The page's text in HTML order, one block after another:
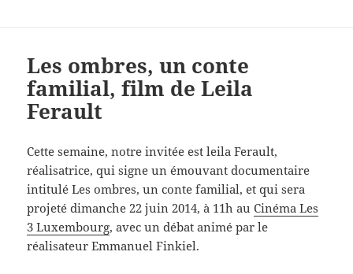
Les ombres, un conte
familial, film de Leila
Ferault
Cette semaine, notre invitée est leila Ferault,
réalisatrice, qui signe un émouvant documentaire
intitulé Les ombres, un conte familial, et qui sera
projeté dimanche 22 juin 2014, à 11h auCinéma Les
3 Luxembourg, avec un débat animé par le
réalisateur Emmanuel Finkiel.